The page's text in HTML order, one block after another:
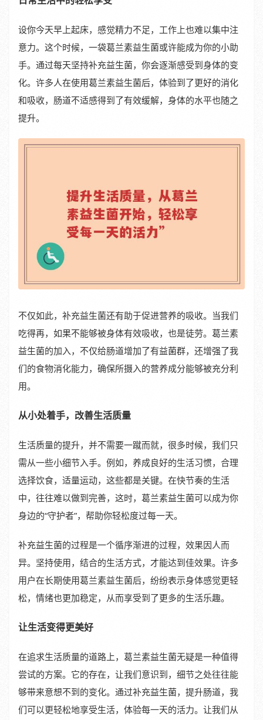
设你今天早上起床，感觉精力不足，工作上也难以集中注
意力。这个时候，一袋葛兰素益生菌或许能成为你的小助
手。通过每天坚持补充益生菌，你会逐渐感受到身体的变
化。许多人在使用葛兰素益生菌后，体验到了更好的消化
和吸收，肠道不适感得到了有效缓解，身体的水平也随之
提升。
不仅如此，补充益生菌还有助于促进营养的吸收。当我们
吃得再，如果不能够被身体有效吸收，也是徒劳。葛兰素
益生菌的加入，不仅给肠道增加了有益菌群，还增强了我
们的食物消化能力，确保所摄入的营养成分能够被充分利
用。
从小处着手，改善生活质量
生活质量的提升，并不需要一蹴而就，很多时候，我们只
需从一些小细节入手。例如，养成良好的生活习惯，合理
选择饮食，适量运动，这些都是关键。在快节奏的生活
中，往往难以做到完善，这时，葛兰素益生菌可以成为你
身边的“守护者”，帮助你轻松度过每一天。
补充益生菌的过程是一个循序渐进的过程，效果因人而
异。坚持使用，结合的生活方式，才能达到佳效果。许多
用户在长期使用葛兰素益生菌后，纷纷表示身体感觉更轻
松，情绪也更加稳定，从而享受到了更多的生活乐趣。
让生活变得更美好
在追求生活质量的道路上，葛兰素益生菌无疑是一种值得
尝试的方案。它的存在，让我们意识到，细节之处往往能
够带来意想不到的变化。通过补充益生菌，提升肠道，我
们可以更轻松地享受生活，体验每一天的活力。让我们从